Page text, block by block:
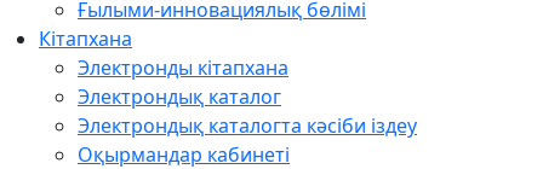
Ғылыми-инновациялық бөлімі
Кітапхана
Электронды кітапхана
Электрондық каталог
Электрондық каталогта кәсіби іздеу
Оқырмандар кабинеті